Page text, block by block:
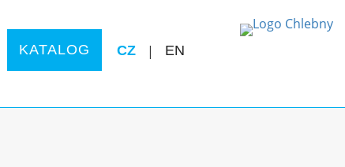
KATALOG CZ | EN